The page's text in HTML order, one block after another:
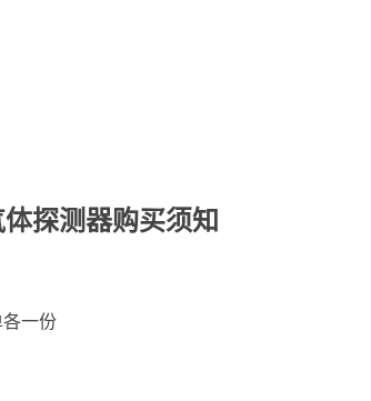
探测器购买须知
一份